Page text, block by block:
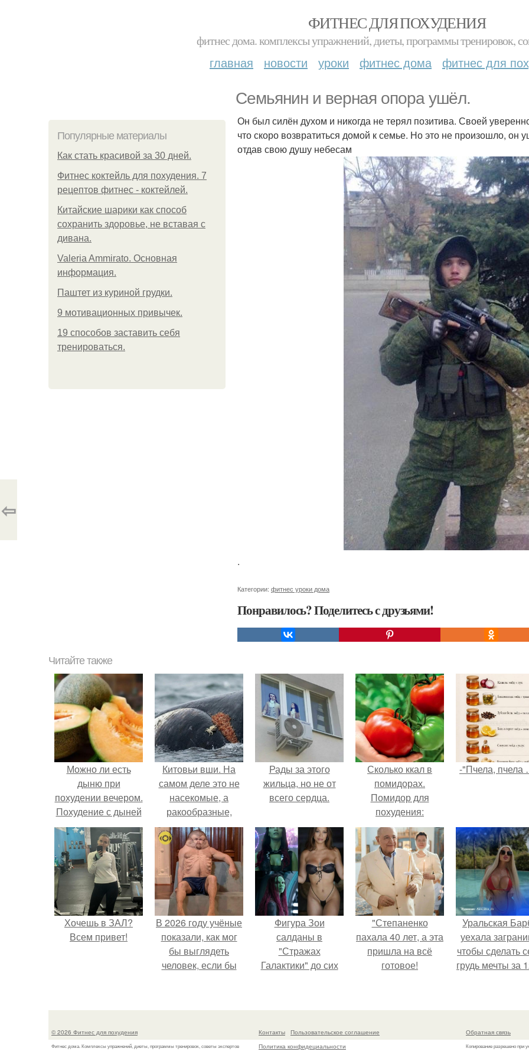
ФИТНЕС ДЛЯ ПОХУДЕНИЯ
фитнес дома. комплексы упражнений, диеты, программы тренировок,
главная новости уроки фитнес дома фитнес для
Семьянин и верная опора ушёл.
Популярные материалы
Как стать красивой за 30 дней.
Фитнес коктейль для похудения. 7
рецептов фитнес - коктейлей.
Китайские шарики как способ
сохранить здоровье, не вставая с
дивана.
Valeria Ammirato. Основная
информация.
Паштет из куриной грудки.
9 мотивационных привычек.
19 способов заставить себя
тренироваться.
Он был силён духом и никогда не терял позитива. Своей
что скоро возвратиться домой к семье. Но это не произошло,
отдав свою душу небесам
.
Категории: фитнес уроки дома
Понравилось? Поделитесь с друзьями!
⇦
Читайте также
Можно ли есть
дыню при
похудении вечером.
Похудение с дыней
Китовьи вши. На
самом деле это не
насекомые, а
ракообразные,
относящиеся к
бокоплавам.
Рады за этого
жильца, но не от
всего сердца.
Сколько ккал в
помидорах.
Помидор для
похудения:
калорийность и
диета
-"Пчела, пчела
Хочешь в ЗАЛ?
Всем привет!
В 2026 году учёные
показали, как мог
бы выглядеть
человек, если бы
специально для
Фигура Зои
салданы в
"Стражах
Галактики" до сих
"Степаненко
пахала 40 лет, а эта
пришла на всё
готовое!
Уральская
уехала
чтобы сделать
грудь мечты за
© 2026 Фитнес для похудения
Фитнес дома. Комплексы упражнений, диеты, программы тренировок, советы экспертов
Контакты
Пользовательское соглашение
Политика конфидециальности
Обратная связь
Копирование разрешено при